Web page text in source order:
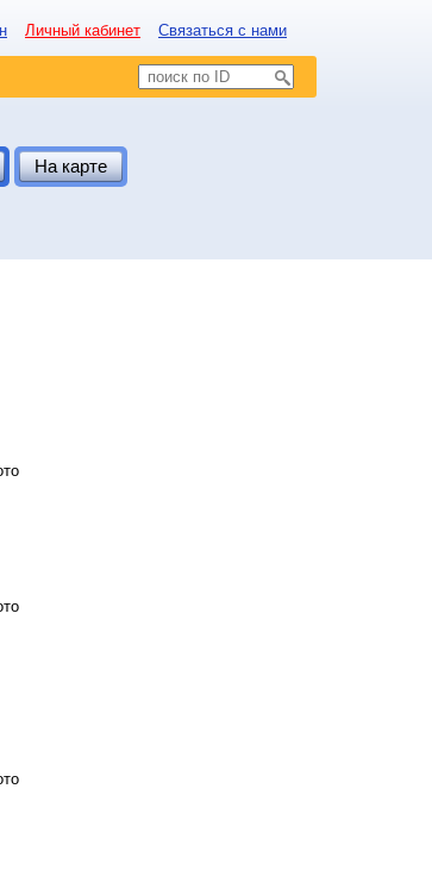
Личный кабинет Связаться с нами
На карте